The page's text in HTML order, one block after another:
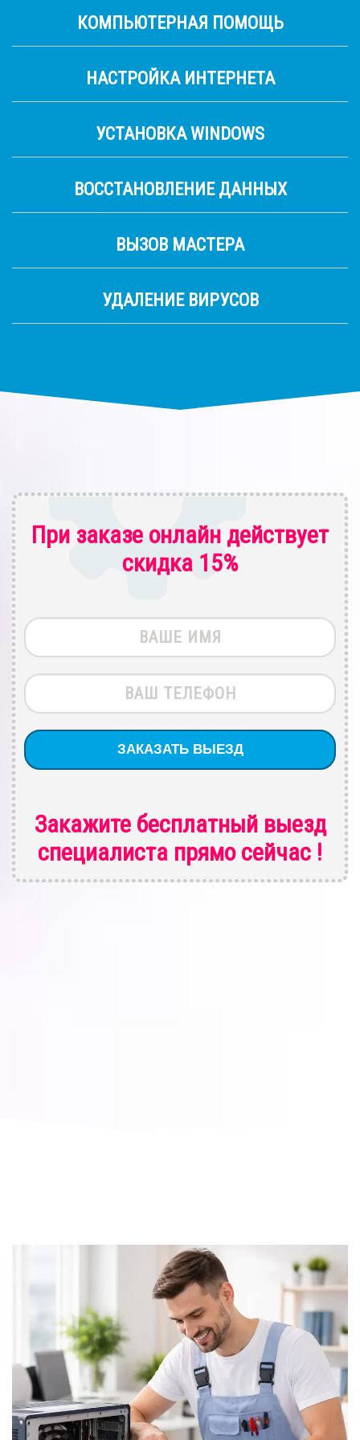
КОМПЬЮТЕРНАЯ ПОМОЩЬ
НАСТРОЙКА ИНТЕРНЕТА
УСТАНОВКА WINDOWS
ВОССТАНОВЛЕНИЕ ДАННЫХ
ВЫЗОВ МАСТЕРА
УДАЛЕНИЕ ВИРУСОВ
При заказе онлайн действует
скидка 15%
Закажите бесплатный выезд
специалиста прямо сейчас !